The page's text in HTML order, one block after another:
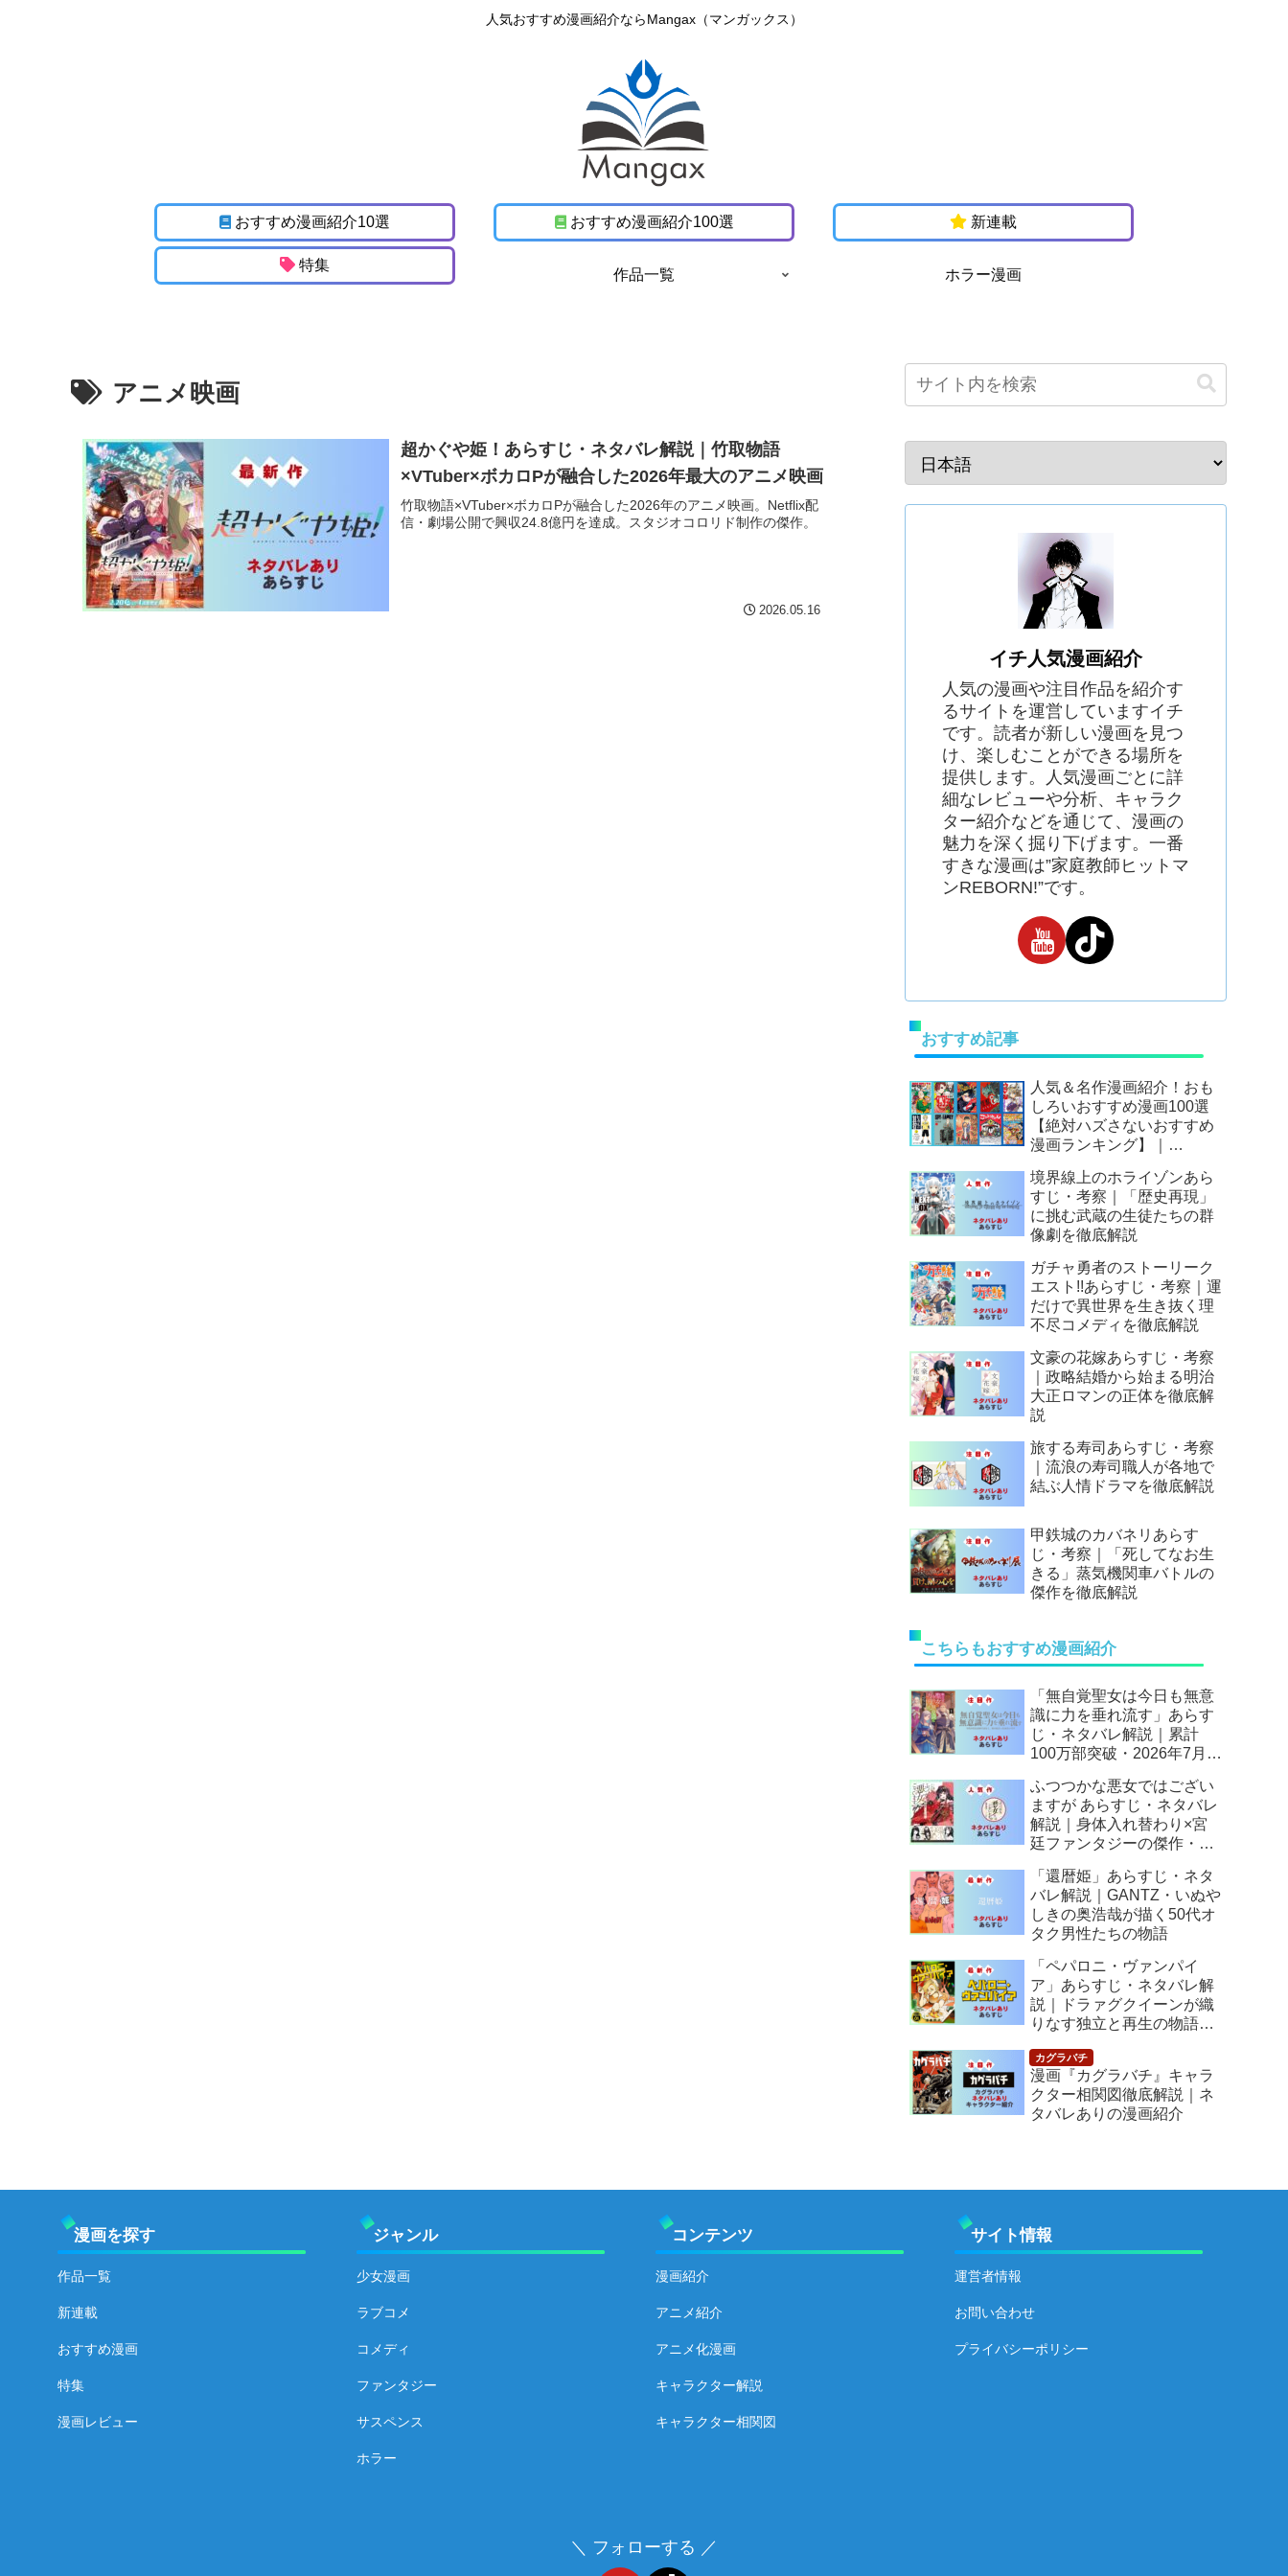
人気おすすめ漫画紹介ならMangax（マンガックス）
おすすめ漫画紹介10選 おすすめ漫画紹介100選 新連載
特集
作品一覧 ホラー漫画
アニメ映画
超かぐや姫！あらすじ・ネタバレ解説｜竹取物語
×VTuber×ボカロPが融合した2026年最大のアニメ映画
竹取物語×VTuber×ボカロPが融合した2026年のアニメ映画。Netflix配
信・劇場公開で興収24.8億円を達成。スタジオコロリド制作の傑作。
2026.05.16
イチ人気漫画紹介
人気の漫画や注目作品を紹介す
るサイトを運営していますイチ
です。読者が新しい漫画を見つ
け、楽しむことができる場所を
提供します。人気漫画ごとに詳
細なレビューや分析、キャラク
ター紹介などを通じて、漫画の
魅力を深く掘り下げます。一番
すきな漫画は”家庭教師ヒットマ
ンREBORN!”です。
おすすめ記事
人気＆名作漫画紹介！おも
しろいおすすめ漫画100選
【絶対ハズさないおすすめ
漫画ランキング】｜
境界線上のホライゾンあら
すじ・考察｜「歴史再現」
に挑む武蔵の生徒たちの群
像劇を徹底解説
ガチャ勇者のストーリーク
エスト!!あらすじ・考察｜運
だけで異世界を生き抜く理
不尽コメディを徹底解説
文豪の花嫁あらすじ・考察
｜政略結婚から始まる明治
大正ロマンの正体を徹底解
説
旅する寿司あらすじ・考察
｜流浪の寿司職人が各地で
結ぶ人情ドラマを徹底解説
甲鉄城のカバネリあらす
じ・考察｜「死してなお生
きる」蒸気機関車バトルの
傑作を徹底解説
こちらもおすすめ漫画紹介
「無自覚聖女は今日も無意
識に力を垂れ流す」あらす
じ・ネタバレ解説｜累計
100万部突破・2026年7月ア
逆転人生
ふつつかな悪女ではござい
ますが あらすじ・ネタバレ
解説｜身体入れ替わり×宮
廷ファンタジーの傑作・
「還暦姫」あらすじ・ネタ
バレ解説｜GANTZ・いぬや
しきの奥浩哉が描く50代オ
タク男性たちの物語
「ペパロニ・ヴァンパイ
ア」あらすじ・ネタバレ解
説｜ドラァグクイーンが織
りなす独立と再生の物語
漫画『カグラバチ』キャラ
クター相関図徹底解説｜ネ
タバレありの漫画紹介
漫画を探す
作品一覧
新連載
おすすめ漫画
特集
漫画レビュー
ジャンル
少女漫画
ラブコメ
コメディ
ファンタジー
サスペンス
ホラー
コンテンツ
漫画紹介
アニメ紹介
アニメ化漫画
キャラクター解説
キャラクター相関図
サイト情報
運営者情報
お問い合わせ
プライバシーポリシー
＼ フォローする ／